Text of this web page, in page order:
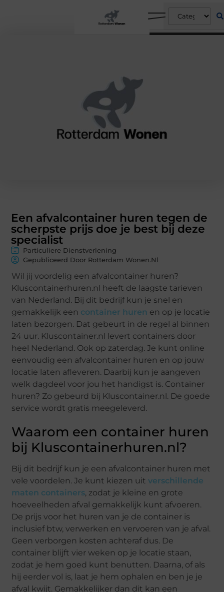
Een afvalcontainer huren tegen de
scherpste prijs doe je best bij deze
specialist
Particuliere Dienstverlening
Gepubliceerd Door Rotterdam Wonen.nl
Wil jij voordelig een afvalcontainer huren?
Kluscontainerhuren.nl heeft de laagste tarieven
van Nederland. Bij dit bedrijf kun je snel en
gemakkelijk een container huren en op je locatie
laten bezorgen. Dat gebeurt in de regel al binnen
24 uur. Kluscontainer.nl levert containers door
heel Nederland. Ook op zaterdag. Je kunt online
eenvoudig een afvalcontainer huren en op jouw
locatie laten afleveren. Daarbij kun je aangeven
welk dagdeel voor jou het handigst is. Container
huren? Zo gebeurd bij Kluscontainer.nl. De goede
service wordt gratis meegeleverd.
Waarom een container huren
bij Kluscontainerhuren.nl?
Bij dit bedrijf kun je een afvalcontainer huren met
vele voordelen. Je kunt kiezen uitverschillende
maten containers, zodat je kleine en grote
hoeveelheden afval gemakkelijk kunt afvoeren.
De prijs voor het huren van je de container is
inclusief btw, verwerken en vervoeren van je afval.
Geen verborgen kosten achteraf dus. De
container blijft vier weken op je locatie staan,
zodat je hem goed kunt benutten. Daarna, of als
hij eerder vol is, laat je hem ophalen en ben je je
afval kwijt. Gemakkelijker dan dit kan een